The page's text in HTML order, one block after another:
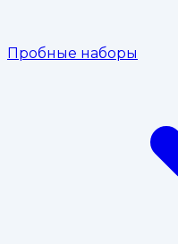
Пробные наборы